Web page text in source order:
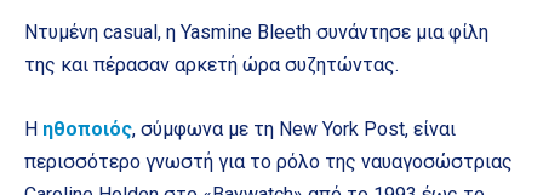
Ντυμένη casual, η Yasmine Bleeth συνάντησε μια φίλη
της και πέρασαν αρκετή ώρα συζητώντας.
Η ηθοποιός, σύμφωνα με τη New York Post, είναι
περισσότερο γνωστή για το ρόλο της ναυαγοσώστριας